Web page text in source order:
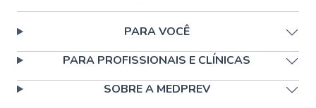
PARA VOCÊ
PARA PROFISSIONAIS E CLÍNICAS
SOBRE A MEDPREV